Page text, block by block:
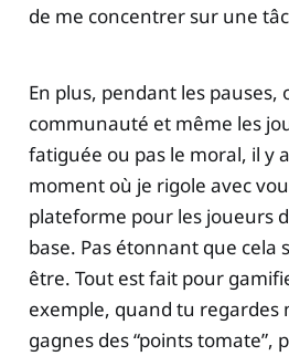
de me concentrer sur une
En plus, pendant les pauses,
communauté et même les
fatiguée ou pas le moral, il y
moment où je rigole avec
plateforme pour les joueurs
base. Pas étonnant que cela
être. Tout est fait pour
exemple, quand tu regardes
gagnes des “points tomate”,